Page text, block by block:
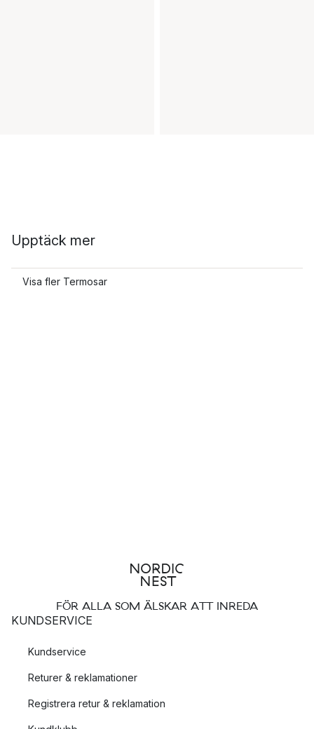
Upptäck mer
Visa fler Termosar
FÖR ALLA SOM ÄLSKAR ATT INREDA
KUNDSERVICE
Kundservice
Returer & reklamationer
Registrera retur & reklamation